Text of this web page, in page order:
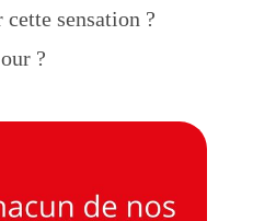
sensation ?
?